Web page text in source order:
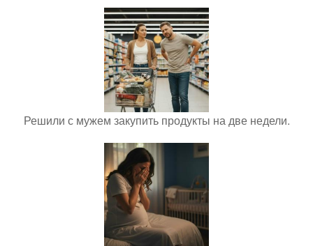
Решили с мужем закупить продукты на две недели.